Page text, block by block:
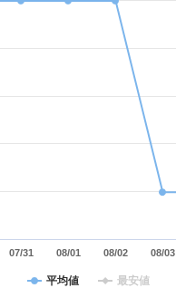
平均値 最安値
07/31 08/01 08/02 08/03